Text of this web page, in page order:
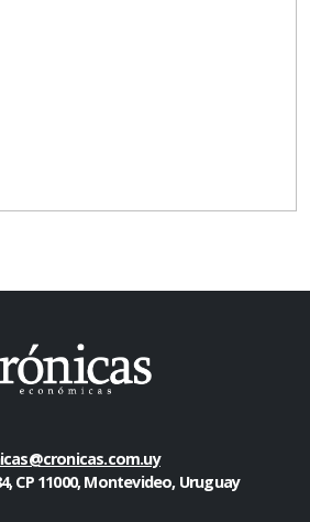
CP 11000, Montevideo, Uruguay